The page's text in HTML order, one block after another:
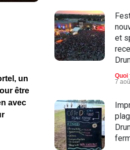
un
être
avec
et
Quoi
7